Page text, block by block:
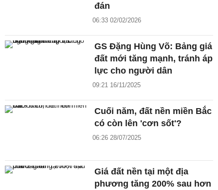
đán
06:33 02/02/2026
GS Đặng Hùng Võ: Bảng giá
đất mới tăng mạnh, tránh áp
lực cho người dân
09:21 16/11/2025
Cuối năm, đất nền miền Bắc
có còn lên 'cơn sốt'?
06:26 28/07/2025
Giá đất nền tại một địa
phương tăng 200% sau hơn